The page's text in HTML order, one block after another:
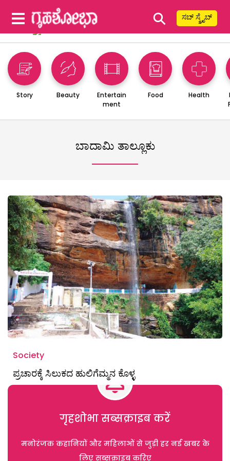
⚲ ಸಬ್ ಸ್ಕ್ರೈಬ್
Story Beauty
Entertain
ment
Food Health
ಬಾದಾಮಿ ತಾಲ್ಲೂಕು
Society
ಪ್ರಚಾರಕ್ಕೆ ಸಿಲುಕದ ಹುಲಿಗೆಮ್ಮನ ಕೊಳ್ಳ
गृहशोभा सब्सक्राइब करें
मनोरंजक कहानियों और महिलाओं से जुड़ी हर नई खबर के
लिए सब्सक्राइब करिए